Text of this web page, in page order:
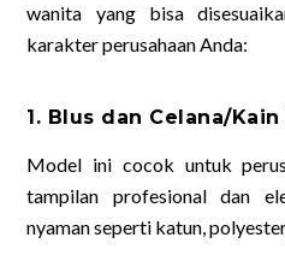
wanita yang bisa
karakter perusahaan Anda:
1. Blus dan Celana/
Model ini cocok untuk
tampilan profesional dan
nyaman seperti katun,